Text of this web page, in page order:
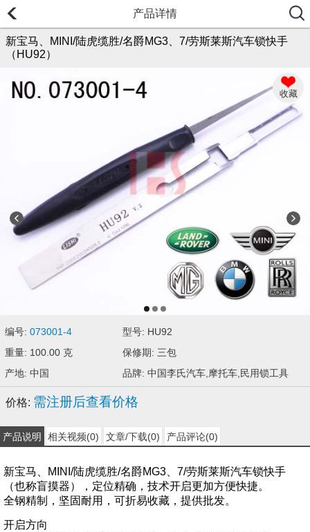
产品详情
新宝马、MINI/陆虎缆胜/名爵MG3、7/劳斯莱斯汽车锁快手
（HU92）
收藏
编号:073001-4
型号: HU92
重量: 100.00 克
保修期: 三包
产地: 中国
品牌: 中国李氏汽车,摩托车,民用锁工具
价格: 需注册后查看价格
产品说明 相关视频(0) 文章/下载(0) 产品评论(0)
新宝马、MINI/陆虎缆胜/名爵MG3、7/劳斯莱斯汽车锁快手
（也称盲摸器），定位精确，技术开启更加方便快捷。
全钢精制，坚固耐用，可折易收藏，提供批发。
开启方向